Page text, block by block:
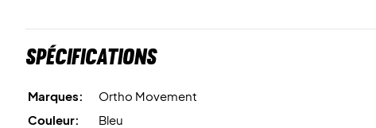
Spécifications
Marques:
Ortho Movement
Couleur:
Bleu